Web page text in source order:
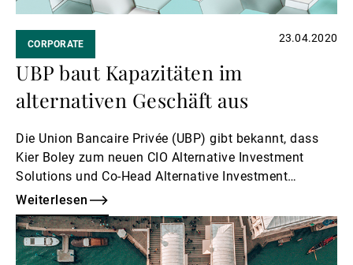
CORPORATE 23.04.2020
UBP baut Kapazitäten im
alternativen Geschäft aus
Die Union Bancaire Privée (UBP) gibt bekannt, dass
Kier Boley zum neuen CIO Alternative Investment
Solutions und Co-Head Alternative Investment
Solutions ernannt wurde.
Weiterlesen
Weiterlesen